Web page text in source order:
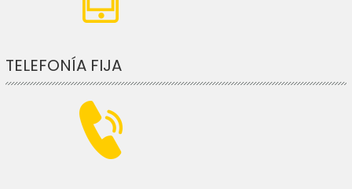
TELEFONÍA FIJA